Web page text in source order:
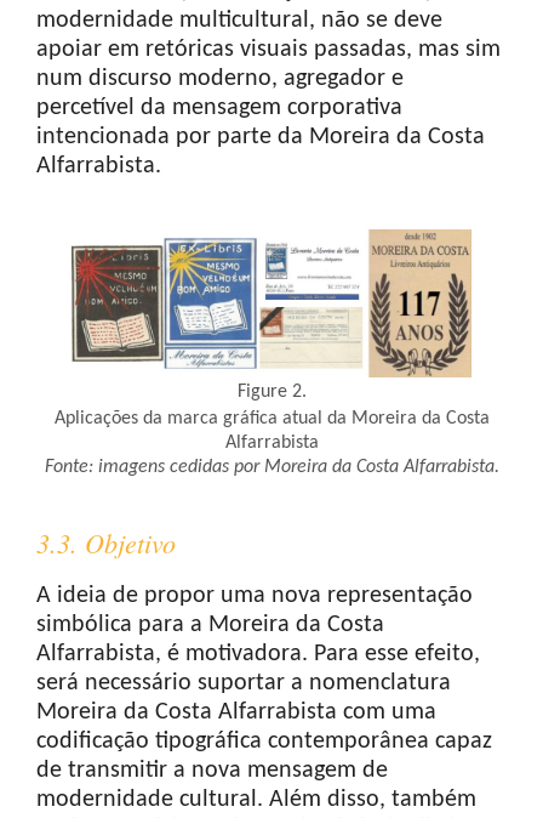
modernidade multicultural, não se deve
apoiar em retóricas visuais passadas, mas sim
num discurso moderno, agregador e
percetível da mensagem corporativa
intencionada por parte da Moreira da Costa
Alfarrabista.
Figure 2.
Aplicações da marca gráfica atual da Moreira da Costa
Alfarrabista
Fonte: imagens cedidas por Moreira da Costa Alfarrabista.
3.3. Objetivo
A ideia de propor uma nova representação
simbólica para a Moreira da Costa
Alfarrabista, é motivadora. Para esse efeito,
será necessário suportar a nomenclatura
Moreira da Costa Alfarrabista com uma
codificação tipográfica contemporânea capaz
de transmitir a nova mensagem de
modernidade cultural. Além disso, também